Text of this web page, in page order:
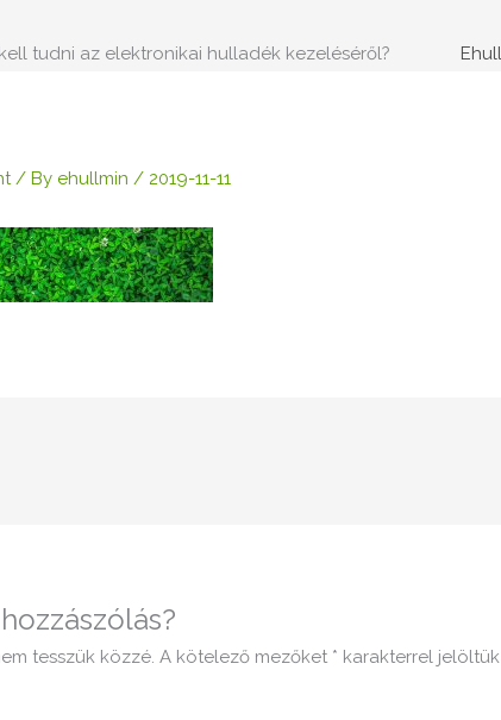
tudni az elektronikai hulladék kezeléséről?
/ By ehullmin/ 2019-11-11
tesszük közzé. A kötelező mezőket * karakterrel jelöltük